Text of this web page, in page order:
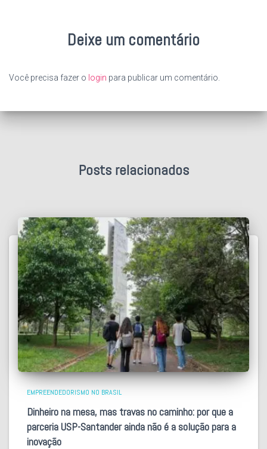
Deixe um comentário
Você precisa fazer o login para publicar um comentário.
Posts relacionados
EMPREENDEDORISMO NO BRASIL
Dinheiro na mesa, mas travas no caminho: por que a
parceria USP-Santander ainda não é a solução para a
inovação